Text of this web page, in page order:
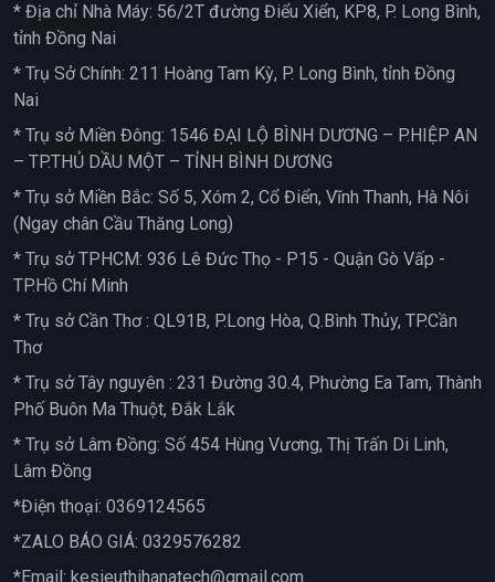
* Địa chỉ Nhà Máy: 56/2T đường Điểu Xiển, KP8, P. Long Bình,
tỉnh Đồng Nai
* Trụ Sở Chính: 211 Hoàng Tam Kỳ, P. Long Bình, tỉnh Đồng
Nai
* Trụ sở Miền Đông: 1546 ĐẠI LỘ BÌNH DƯƠNG – P.HIỆP AN
– TP.THỦ DẦU MỘT – TỈNH BÌNH DƯƠNG
* Trụ sở Miền Bắc: Số 5, Xóm 2, Cổ Điển, Vĩnh Thanh, Hà Nôi
(Ngay chân Cầu Thăng Long)
* Trụ sở TPHCM: 936 Lê Đức Thọ - P15 - Quận Gò Vấp -
TP.Hồ Chí Minh
* Trụ sở Cần Thơ : QL91B, P.Long Hòa, Q.Bình Thủy, TP.Cần
Thơ
* Trụ sở Tây nguyên : 231 Đường 30.4, Phường Ea Tam, Thành
Phố Buôn Ma Thuột, Đắk Lắk
* Trụ sở Lâm Đồng: Số 454 Hùng Vương, Thị Trấn Di Linh,
Lâm Đồng
*Điện thoại: 0369124565
*ZALO BÁO GIÁ: 0329576282
*Email: kesieuthihanatech@gmail.com